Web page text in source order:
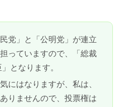
党」と「公明党」が連立
っていますので、「総裁
となります。
にはなりますが、私は、
りませんので、投票権は